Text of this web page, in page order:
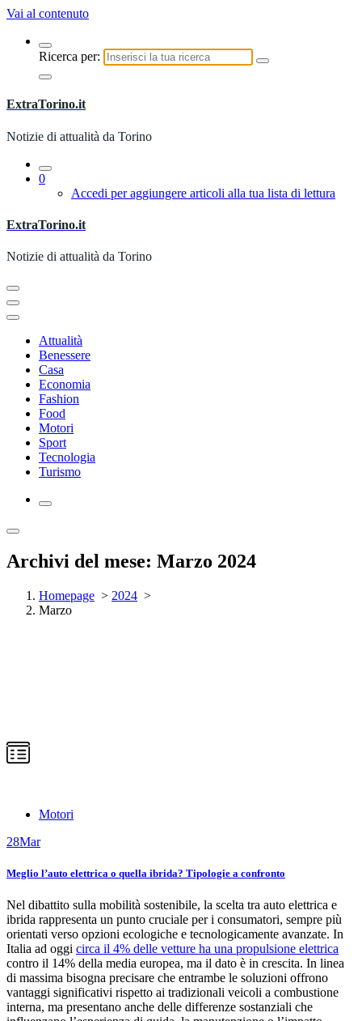
Vai al contenuto
Ricerca per:
ExtraTorino.it
Notizie di attualità da Torino
0
Accedi per aggiungere articoli alla tua lista di lettura
ExtraTorino.it
Notizie di attualità da Torino
Attualità
Benessere
Casa
Economia
Fashion
Food
Motori
Sport
Tecnologia
Turismo
Archivi del mese: Marzo 2024
Homepage > 2024 >
Marzo
Motori
28Mar
Meglio l’auto elettrica o quella ibrida? Tipologie a confronto
Nel dibattito sulla mobilità sostenibile, la scelta tra auto elettrica e
ibrida rappresenta un punto cruciale per i consumatori, sempre più
orientati verso opzioni ecologiche e tecnologicamente avanzate. In
Italia ad oggi circa il 4% delle vetture ha una propulsione elettrica
contro il 14% della media europea, ma il dato è in crescita. In linea
di massima bisogna precisare che entrambe le soluzioni offrono
vantaggi significativi rispetto ai tradizionali veicoli a combustione
interna, ma presentano anche delle differenze sostanziali che